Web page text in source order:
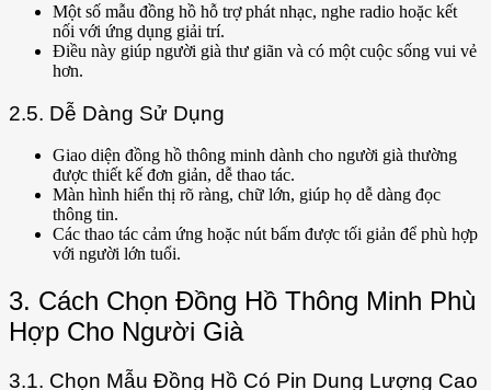
Một số mẫu đồng hồ hỗ trợ phát nhạc, nghe radio hoặc kết
nối với ứng dụng giải trí.
Điều này giúp người già thư giãn và có một cuộc sống vui vẻ
hơn.
2.5. Dễ Dàng Sử Dụng
Giao diện đồng hồ thông minh dành cho người già thường
được thiết kế đơn giản, dễ thao tác.
Màn hình hiển thị rõ ràng, chữ lớn, giúp họ dễ dàng đọc
thông tin.
Các thao tác cảm ứng hoặc nút bấm được tối giản để phù hợp
với người lớn tuổi.
3. Cách Chọn Đồng Hồ Thông Minh Phù
Hợp Cho Người Già
3.1. Chọn Mẫu Đồng Hồ Có Pin Dung Lượng Cao